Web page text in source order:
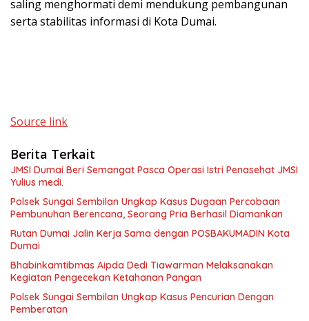
saling menghormati demi mendukung pembangunan
serta stabilitas informasi di Kota Dumai.
Source link
Berita Terkait
JMSI Dumai Beri Semangat Pasca Operasi Istri Penasehat JMSI
Yulius medi.
Polsek Sungai Sembilan Ungkap Kasus Dugaan Percobaan
Pembunuhan Berencana, Seorang Pria Berhasil Diamankan
Rutan Dumai Jalin Kerja Sama dengan POSBAKUMADIN Kota
Dumai
Bhabinkamtibmas Aipda Dedi Tiawarman Melaksanakan
Kegiatan Pengecekan Ketahanan Pangan
Polsek Sungai Sembilan Ungkap Kasus Pencurian Dengan
Pemberatan